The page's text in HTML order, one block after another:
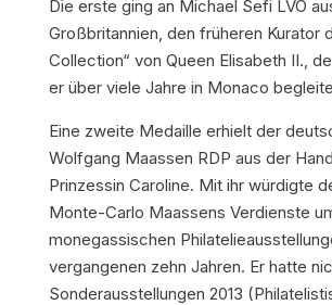
Die erste ging an Michael Sefi LVO
Großbritannien, den früheren Kurator
Collection“ von Queen Elisabeth II.,
er über viele Jahre in Monaco
Eine zweite Medaille erhielt der
Wolfgang Maassen RDP aus der
Prinzessin Caroline. Mit ihr würdigte
Monte-Carlo Maassens Verdienste
monegassischen
vergangenen zehn Jahren. Er hatte
Sonderausstellungen 2013